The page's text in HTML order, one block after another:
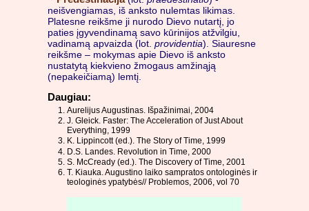
neišvengiamas, iš anksto nulemtas likimas.
Platesne reikšme ji nurodo Dievo nutartį, jo
paties įgyvendinamą savo kūrinijos atžvilgiu,
vadinamą apvaizda (lot. providentia). Siauresne
reikšme – mokymas apie Dievo iš anksto
nustatytą kiekvieno žmogaus amžinąją
(nepakeičiamą) lemtį.
Daugiau:
Aurelijus Augustinas. Išpažinimai, 2004
J. Gleick. Faster: The Acceleration of Just About
Everything, 1999
K. Lippincott (ed.). The Story of Time, 1999
D.S. Landes. Revolution in Time, 2000
S. McCready (ed.). The Discovery of Time, 2001
T. Kiauka. Augustino laiko sampratos ontologinės ir
teologinės ypatybės// Problemos, 2006, vol 70